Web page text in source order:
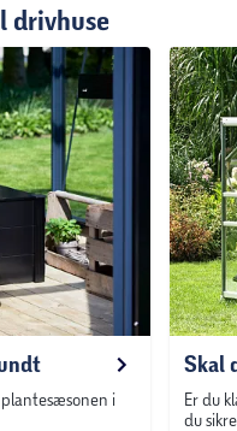
drivhuse
i
Skal
Er du
du